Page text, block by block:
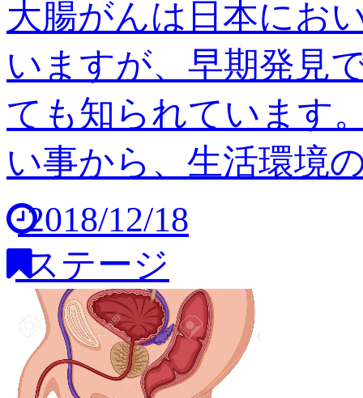
大腸がんは日本にお
いますが、早期発見
ても知られています
い事から、生活環境
2018/12/18
ステージ